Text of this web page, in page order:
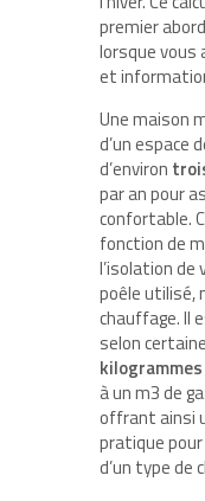
premier
lorsque vous
et
Une maison
d’un espace
d’environ
par an pour
confortable.
fonction de
l’isolation
poêle utilisé,
chauffage. Il
selon
à un m3de
offrant ainsi
pratique
d’un type de